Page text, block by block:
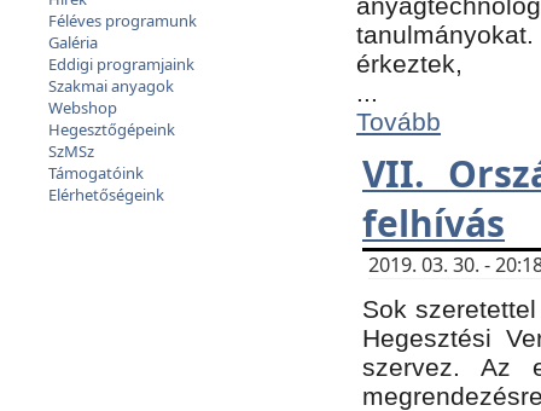
Féléves programunk
Galéria
Eddigi programjaink
Szakmai anyagok
Webshop
Hegesztőgépeink
SzMSz
Támogatóink
Elérhetőségeink
érkeztek,
...
Tovább
VII.
felhívás
2019. 03. 30. -
Sok
Hegesztési
szervez. Az